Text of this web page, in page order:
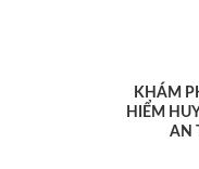
KHÁM
HIỂM
AN